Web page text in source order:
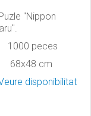
"Nippon
peces
cm
disponibilitat